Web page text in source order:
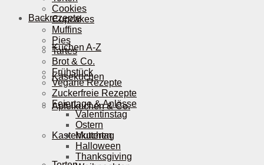
Backrezepte
Kuchen A-Z
Käsekuchen
Apfelkuchen & Co.
Kastenkuchen
Cookies
Cupcakes
Muffins
Pies
Tartes
Brot & Co.
Frühstück
Vegane Rezepte
Zuckerfreie Rezepte
Feiertage & Anlässe
Valentinstag
Ostern
Muttertag
Halloween
Thanksgiving